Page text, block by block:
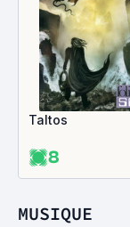
Taltos
8
MUSIQUE